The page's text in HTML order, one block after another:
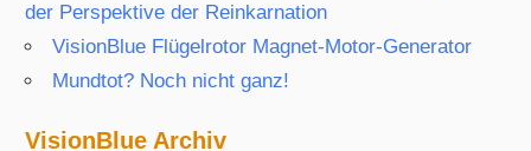
der Perspektive der Reinkarnation
VisionBlue Flügelrotor Magnet-Motor-Generator
Mundtot? Noch nicht ganz!
VisionBlue Archiv